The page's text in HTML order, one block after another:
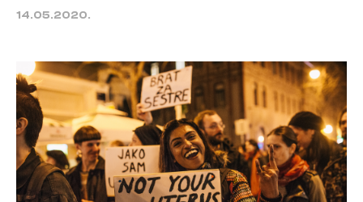
14.05.2020.